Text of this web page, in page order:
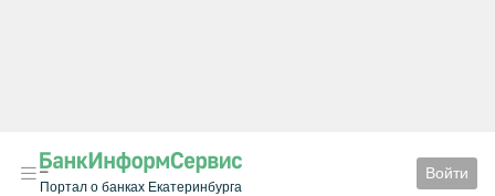
Портал о банках Екатеринбурга
Войти